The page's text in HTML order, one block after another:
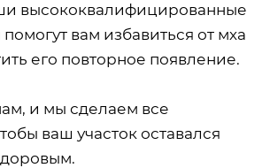
высококвалифицированные
вам избавиться от мха
его повторное появление.
и мы сделаем все
ваш участок оставался